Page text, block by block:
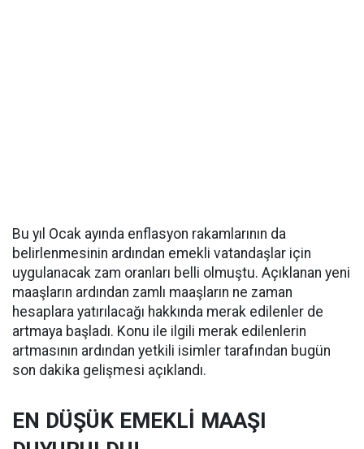
Bu yıl Ocak ayında enflasyon rakamlarının da
belirlenmesinin ardından emekli vatandaşlar için
uygulanacak zam oranları belli olmuştu. Açıklanan yeni
maaşların ardından zamlı maaşların ne zaman
hesaplara yatırılacağı hakkında merak edilenler de
artmaya başladı. Konu ile ilgili merak edilenlerin
artmasının ardından yetkili isimler tarafından bugün
son dakika gelişmesi açıklandı.
EN DÜŞÜK EMEKLİ MAAŞI